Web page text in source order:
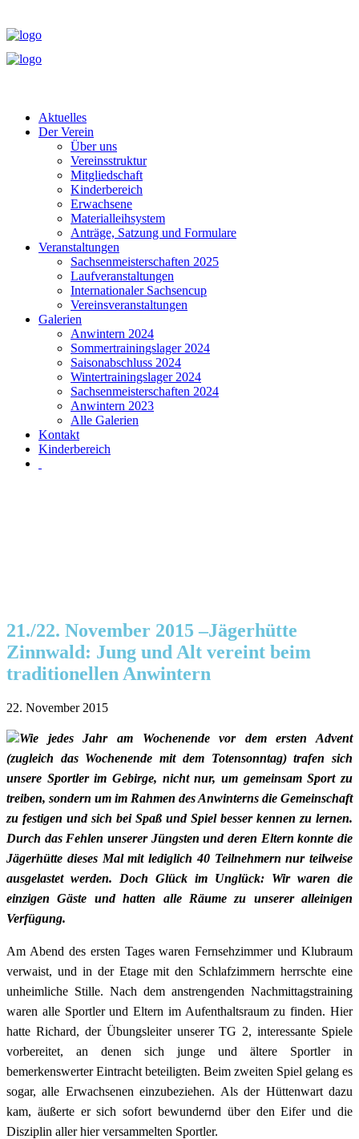
Aktuelles
Der Verein
Über uns
Vereinsstruktur
Mitgliedschaft
Kinderbereich
Erwachsene
Materialleihsystem
Anträge, Satzung und Formulare
Veranstaltungen
Sachsenmeisterschaften 2025
Laufveranstaltungen
Internationaler Sachsencup
Vereinsveranstaltungen
Galerien
Anwintern 2024
Sommertrainingslager 2024
Saisonabschluss 2024
Wintertrainingslager 2024
Sachsenmeisterschaften 2024
Anwintern 2023
Alle Galerien
Kontakt
Kinderbereich
21./22. November 2015 –Jägerhütte
Zinnwald: Jung und Alt vereint beim
traditionellen Anwintern
22. November 2015
Wie jedes Jahr am Wochenende vor dem ersten Advent
(zugleich das Wochenende mit dem Totensonntag) trafen sich
unsere Sportler im Gebirge, nicht nur, um gemeinsam Sport zu
treiben, sondern um im Rahmen des Anwinterns die Gemeinschaft
zu festigen und sich bei Spaß und Spiel besser kennen zu lernen.
Durch das Fehlen unserer Jüngsten und deren Eltern konnte die
Jägerhütte dieses Mal mit lediglich 40 Teilnehmern nur teilweise
ausgelastet werden. Doch Glück im Unglück: Wir waren die
einzigen Gäste und hatten alle Räume zu unserer alleinigen
Verfügung.
Am Abend des ersten Tages waren Fernsehzimmer und Klubraum
verwaist, und in der Etage mit den Schlafzimmern herrschte eine
unheimliche Stille. Nach dem anstrengenden Nachmittagstraining
waren alle Sportler und Eltern im Aufenthaltsraum zu finden. Hier
hatte Richard, der Übungsleiter unserer TG 2, interessante Spiele
vorbereitet, an denen sich junge und ältere Sportler in
bemerkenswerter Eintracht beteiligten. Beim zweiten Spiel gelang es
sogar, alle Erwachsenen einzubeziehen. Als der Hüttenwart dazu
kam, äußerte er sich sofort bewundernd über den Eifer und die
Disziplin aller hier versammelten Sportler.